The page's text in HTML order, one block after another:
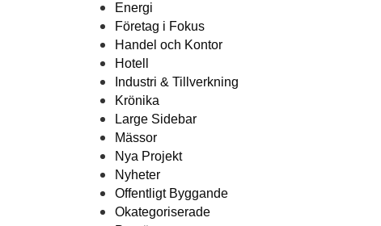
Energi
Företag i Fokus
Handel och Kontor
Hotell
Industri & Tillverkning
Krönika
Large Sidebar
Mässor
Nya Projekt
Nyheter
Offentligt Byggande
Okategoriserade